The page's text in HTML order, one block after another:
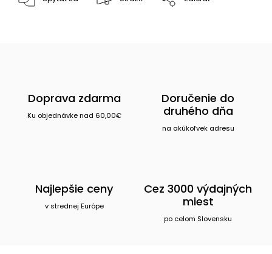
Doprava zdarma
Ku objednávke nad 60,00€
Doručenie do
druhého dňa
na akúkoľvek adresu
Najlepšie ceny
v strednej Európe
Cez 3000 výdajných
miest
po celom Slovensku